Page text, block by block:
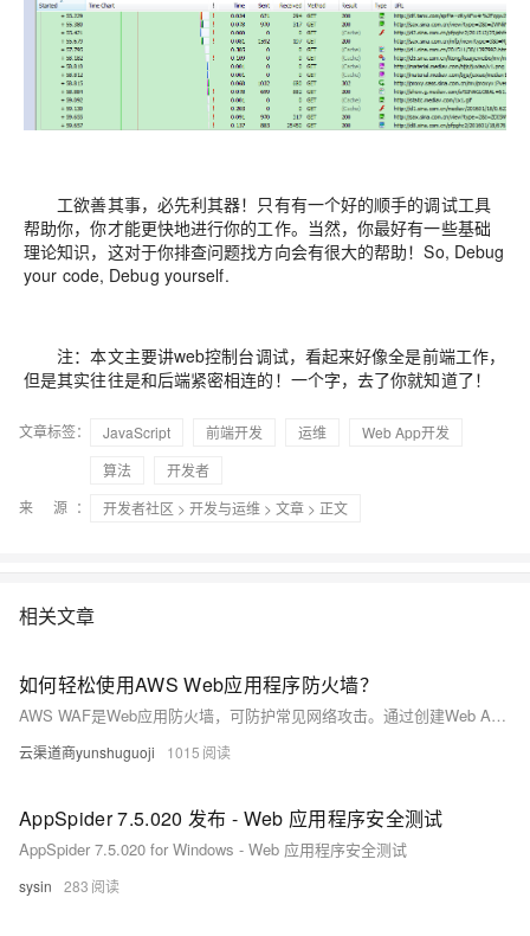
工欲善其事，必先利其器！只有有一个好的顺手的调试工具
帮助你，你才能更快地进行你的工作。当然，你最好有一些基础
理论知识，这对于你排查问题找方向会有很大的帮助！So, Debug
your code, Debug yourself.
注：本文主要讲web控制台调试，看起来好像全是前端工作，
但是其实往往是和后端紧密相连的！一个字，去了你就知道了！
文章标签： JavaScript 前端开发 运维
Web App开发
算法
开发者
来 源：
开发者社区 > 开发与运维 > 文章 > 正文
相关文章
如何轻松使用AWS Web应用程序防火墙？
AWS WAF是Web应用防火墙，可防护常见网络攻击。通过创建Web ACL并设置规则，保护CloudFront、API网关、负载均衡器等资源。支持自定义规则与OWASP预定义规则集，结合CloudWatch实现监控日志，提升应用安全性和稳定性。
云渠道商yunshuguoji 1015
AppSpider 7.5.020 发布 - Web 应用程序安全测试
AppSpider 7.5.020 for Windows - Web 应用程序安全测试
sysin 283